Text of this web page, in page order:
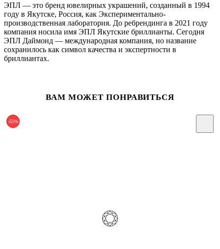
ЭПЛ — это бренд ювелирных украшений, созданный в 1994
году в Якутске, Россия, как Экспериментально-
производственная лаборатория. До ребрендинга в 2021 году
компания носила имя ЭПЛ Якутские бриллианты. Сегодня
ЭПЛ Даймонд — международная компания, но название
сохранилось как символ качества и экспертности в
бриллиантах.
ВАМ МОЖЕТ ПОНРАВИТЬСЯ
-55%